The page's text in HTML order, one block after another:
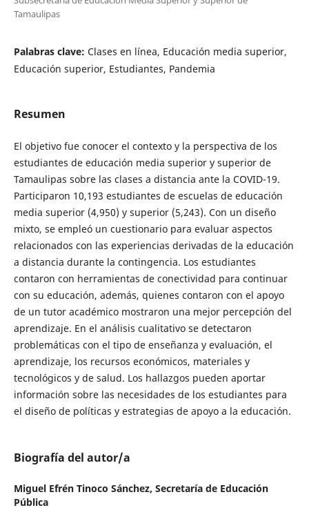
Tamaulipas
Palabras clave: Clases en línea, Educación media superior,
Educación superior, Estudiantes, Pandemia
Resumen
El objetivo fue conocer el contexto y la perspectiva de los
estudiantes de educación media superior y superior de
Tamaulipas sobre las clases a distancia ante la COVID-19.
Participaron 10,193 estudiantes de escuelas de educación
media superior (4,950) y superior (5,243). Con un diseño
mixto, se empleó un cuestionario para evaluar aspectos
relacionados con las experiencias derivadas de la educación
a distancia durante la contingencia. Los estudiantes
contaron con herramientas de conectividad para continuar
con su educación, además, quienes contaron con el apoyo
de un tutor académico mostraron una mejor percepción del
aprendizaje. En el análisis cualitativo se detectaron
problemáticas con el tipo de enseñanza y evaluación, el
aprendizaje, los recursos económicos, materiales y
tecnológicos y de salud. Los hallazgos pueden aportar
información sobre las necesidades de los estudiantes para
el diseño de políticas y estrategias de apoyo a la educación.
Biografía del autor/a
Miguel Efrén Tinoco Sánchez, Secretaría de Educación
Pública